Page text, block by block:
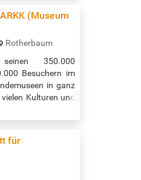
Glacischaussee)
- Mo - Fr : 11:00
Uhr Quelle:…
(Museum
Rotherbaum
350.000
Besuchern im
in ganz
Kulturen und
der Inka, der Alt-
alle möglichen
für